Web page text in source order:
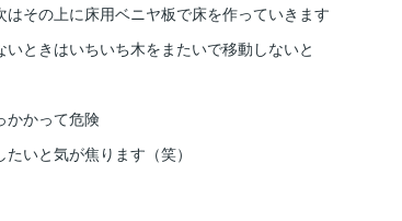
その上に床用ベニヤ板で床を作っていきます
ときはいちいち木をまたいで移動しないと
かかって危険
いと気が焦ります（笑）